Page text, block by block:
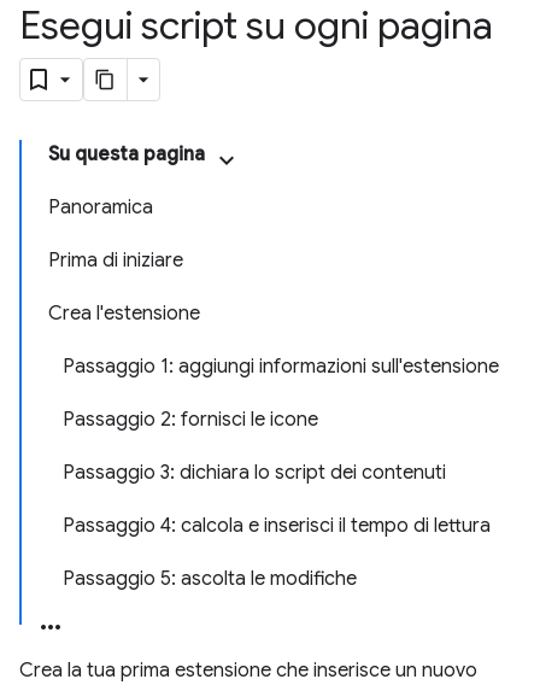
Esegui script su ogni pagina
Su questa pagina
Panoramica
Prima di iniziare
Crea l'estensione
Passaggio 1: aggiungi informazioni sull'estensione
Passaggio 2: fornisci le icone
Passaggio 3: dichiara lo script dei contenuti
Passaggio 4: calcola e inserisci il tempo di lettura
Passaggio 5: ascolta le modifiche
Crea la tua prima estensione che inserisce un nuovo